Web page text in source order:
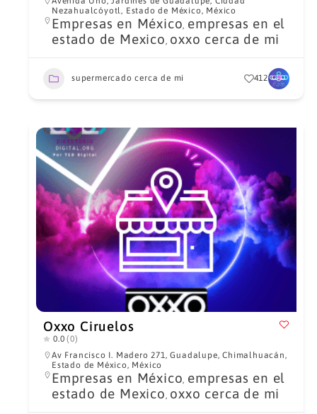
Nezahualcóyotl, Estado de México, México
Empresas en México, empresas en el
estado de Mexico, oxxo cerca de mi
supermercado cerca de mi 412
Oxxo Ciruelos
0.0 (0)
Av Francisco I. Madero 271, Guadalupe, Chimalhuacán,
Estado de México, México
Empresas en México, empresas en el
estado de Mexico, oxxo cerca de mi